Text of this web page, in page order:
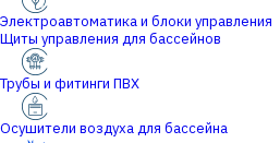
Электроавтоматика и блоки управления
Щиты управления для бассейнов
Трубы и фитинги ПВХ
Осушители воздуха для бассейна